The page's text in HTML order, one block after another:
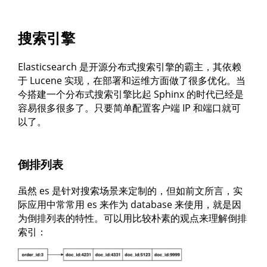
搜索引擎
Elasticsearch 是开源分布式搜索引擎的霸主，其依赖
于 Lucene 实现，在部署和运维方面做了很多优化。当
今搭建一个分布式搜索引擎比起 Sphinx 的时代已经是
容易很多很多了。只要简单配置客户端 IP 和端口就可
以了。
倒排列表
虽然 es 是针对搜索场景来定制的，但如前文所言，实
际应用中常常用 es 来作为 database 来使用，就是因
为倒排列表的特性。可以用比较朴素的观点来理解倒排
索引：